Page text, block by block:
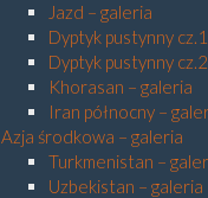
Jazd – galeria
Dyptyk pustynny
Dyptyk pustynny
Khorasan – galeria
Iran północny –
Azja środkowa – galeria
Turkmenistan –
Uzbekistan – galeria